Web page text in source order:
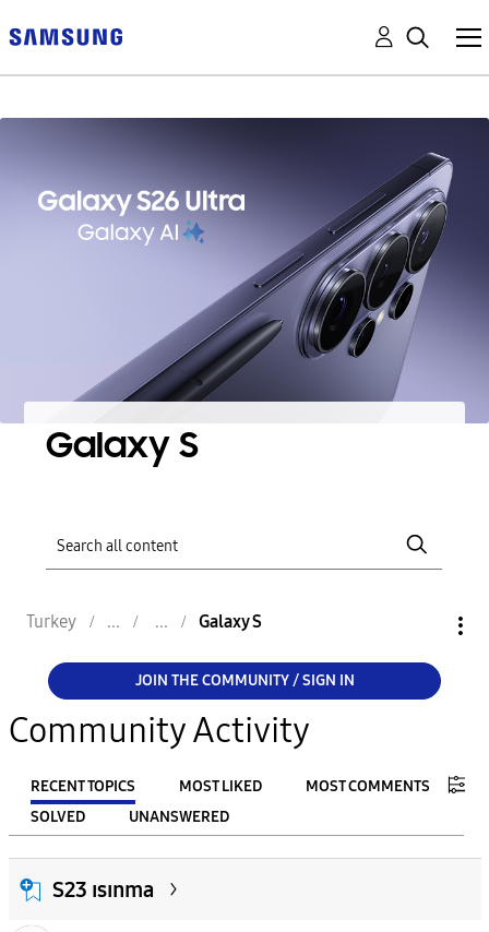
Galaxy S
Turkey Galaxy S
JOIN THE COMMUNITY / SIGN IN
Community Activity
RECENT TOPICS MOST LIKED
MOST COMMENTS
SOLVED
UNANSWERED
FILTER:
FromS23 ısınma